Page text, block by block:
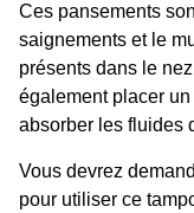
Ces pansements
saignements et le
présents dans le
également placer
absorber les fluides
Vous devrez
pour utiliser ce